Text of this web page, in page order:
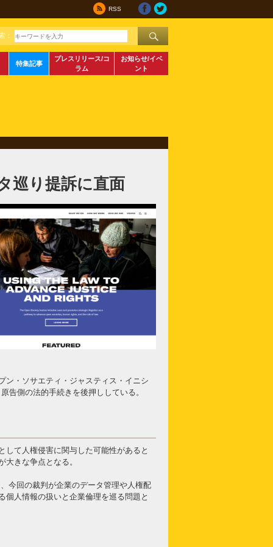
RSS
：
特集記事
プレスリリース/コ
ラム
お知らせ/イベ
ント
巡り提訴に直面
ン・ソサエティ・ジャスティス・イニシ
告側の法的手続きを後押ししている。
して人権侵害に関与した可能性があると
きな争点となる。
今回の裁判が企業のデータ管理や人権配
個人情報の扱いと企業倫理を巡る問題と